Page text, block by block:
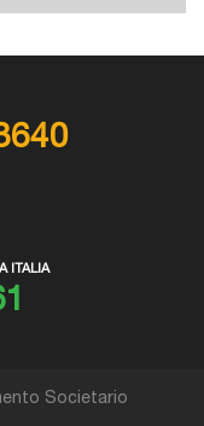
ITALIA
Societario